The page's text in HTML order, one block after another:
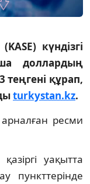
күндізгі
доллардың
құрап,
turkystan.kz.
ресми
уақытта
пункттерінде